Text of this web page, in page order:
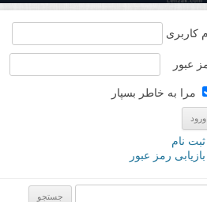
کاربری
عبور
مرا به خاطر بسپار
ثبت نام
بازیابی رمز عبور